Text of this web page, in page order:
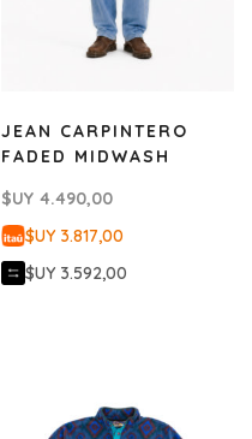
JEAN CARPINTERO
FADED MIDWASH
$UY 4.490,00
$UY 3.817,00
$UY 3.592,00